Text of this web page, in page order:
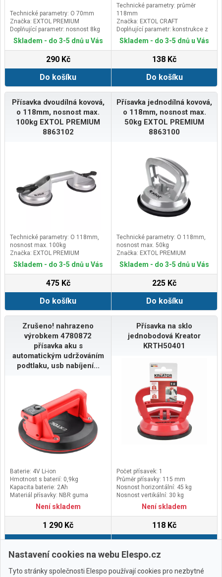
Technické parametry: O 70mm
Značka: EXTOL PREMIUM
Doplňující parametr: nosnost 8kg
Skladem - do 3-5 dnů u Vás
290 Kč
Do košíku
Technické parametry: průměr
118mm
Značka: EXTOL CRAFT
Doplňující parametr: konstrukce z
ABS plastu
Skladem - do 3-5 dnů u Vás
138 Kč
Do košíku
Přísavka dvoudílná kovová,
o 118mm, nosnost max.
100kg EXTOL PREMIUM
8863102
Technické parametry: O 118mm,
nosnost max. 100kg
Značka: EXTOL PREMIUM
Skladem - do 3-5 dnů u Vás
475 Kč
Do košíku
Přísavka jednodílná kovová,
o 118mm, nosnost max.
50kg EXTOL PREMIUM
8863100
Technické parametry: O 118mm,
nosnost max. 50kg
Značka: EXTOL PREMIUM
Skladem - do 3-5 dnů u Vás
225 Kč
Do košíku
Zrušeno! nahrazeno
výrobkem 4780872
přísavka aku s
automatickým udržováním
podtlaku, usb nabíjení...
Baterie: 4V Li-ion
Hmotnost s baterií: 0,9kg
Kapacita baterie: 2Ah
Materiál přísavky: NBR guma
Není skladem
1 290 Kč
Do košíku
Přísavka na sklo
jednobodová Kreator
KRTH50401
Počet přísavek: 1
Průměr přísavky: 115 mm
Nosnost horizontální: 45 kg
Nosnost vertikální: 30 kg
Není skladem
118 Kč
Do košíku
Nastavení cookies na webu Elespo.cz
Tyto stránky společnosti Elespo používají cookies pro nezbytné